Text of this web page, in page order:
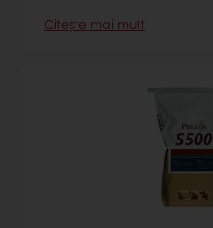
Citește mai mult